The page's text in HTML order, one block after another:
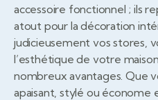
accessoire fonctionnel ; ils
atout pour la décoration
judicieusement vos stores,
l’esthétique de votre
nombreux avantages. Que
apaisant, stylé ou économe